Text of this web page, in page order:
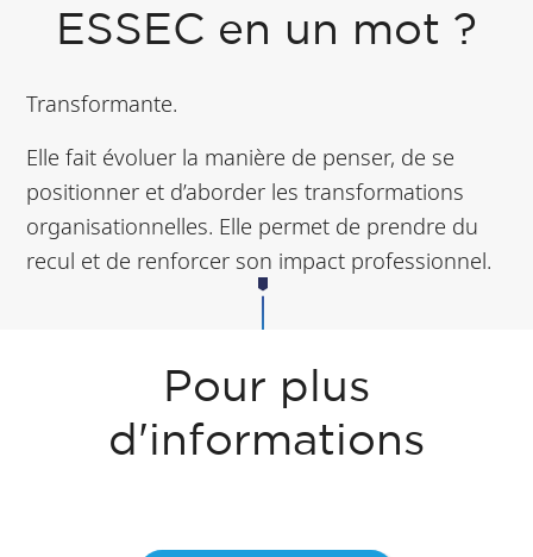
ESSEC en un mot ?
Transformante.
Elle fait évoluer la manière de penser, de se
positionner et d’aborder les transformations
organisationnelles. Elle permet de prendre du
recul et de renforcer son impact professionnel.
Pour plus
d'informations